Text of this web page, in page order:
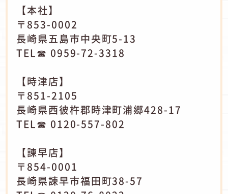
【本社】
〒853-0002
長崎県五島市中央町5-13
TEL☎ 0959-72-3318
【時津店】
〒851-2105
長崎県西彼杵郡時津町浦郷428-17
TEL☎ 0120-557-802
【諫早店】
〒854-0001
長崎県諫早市福田町38-57